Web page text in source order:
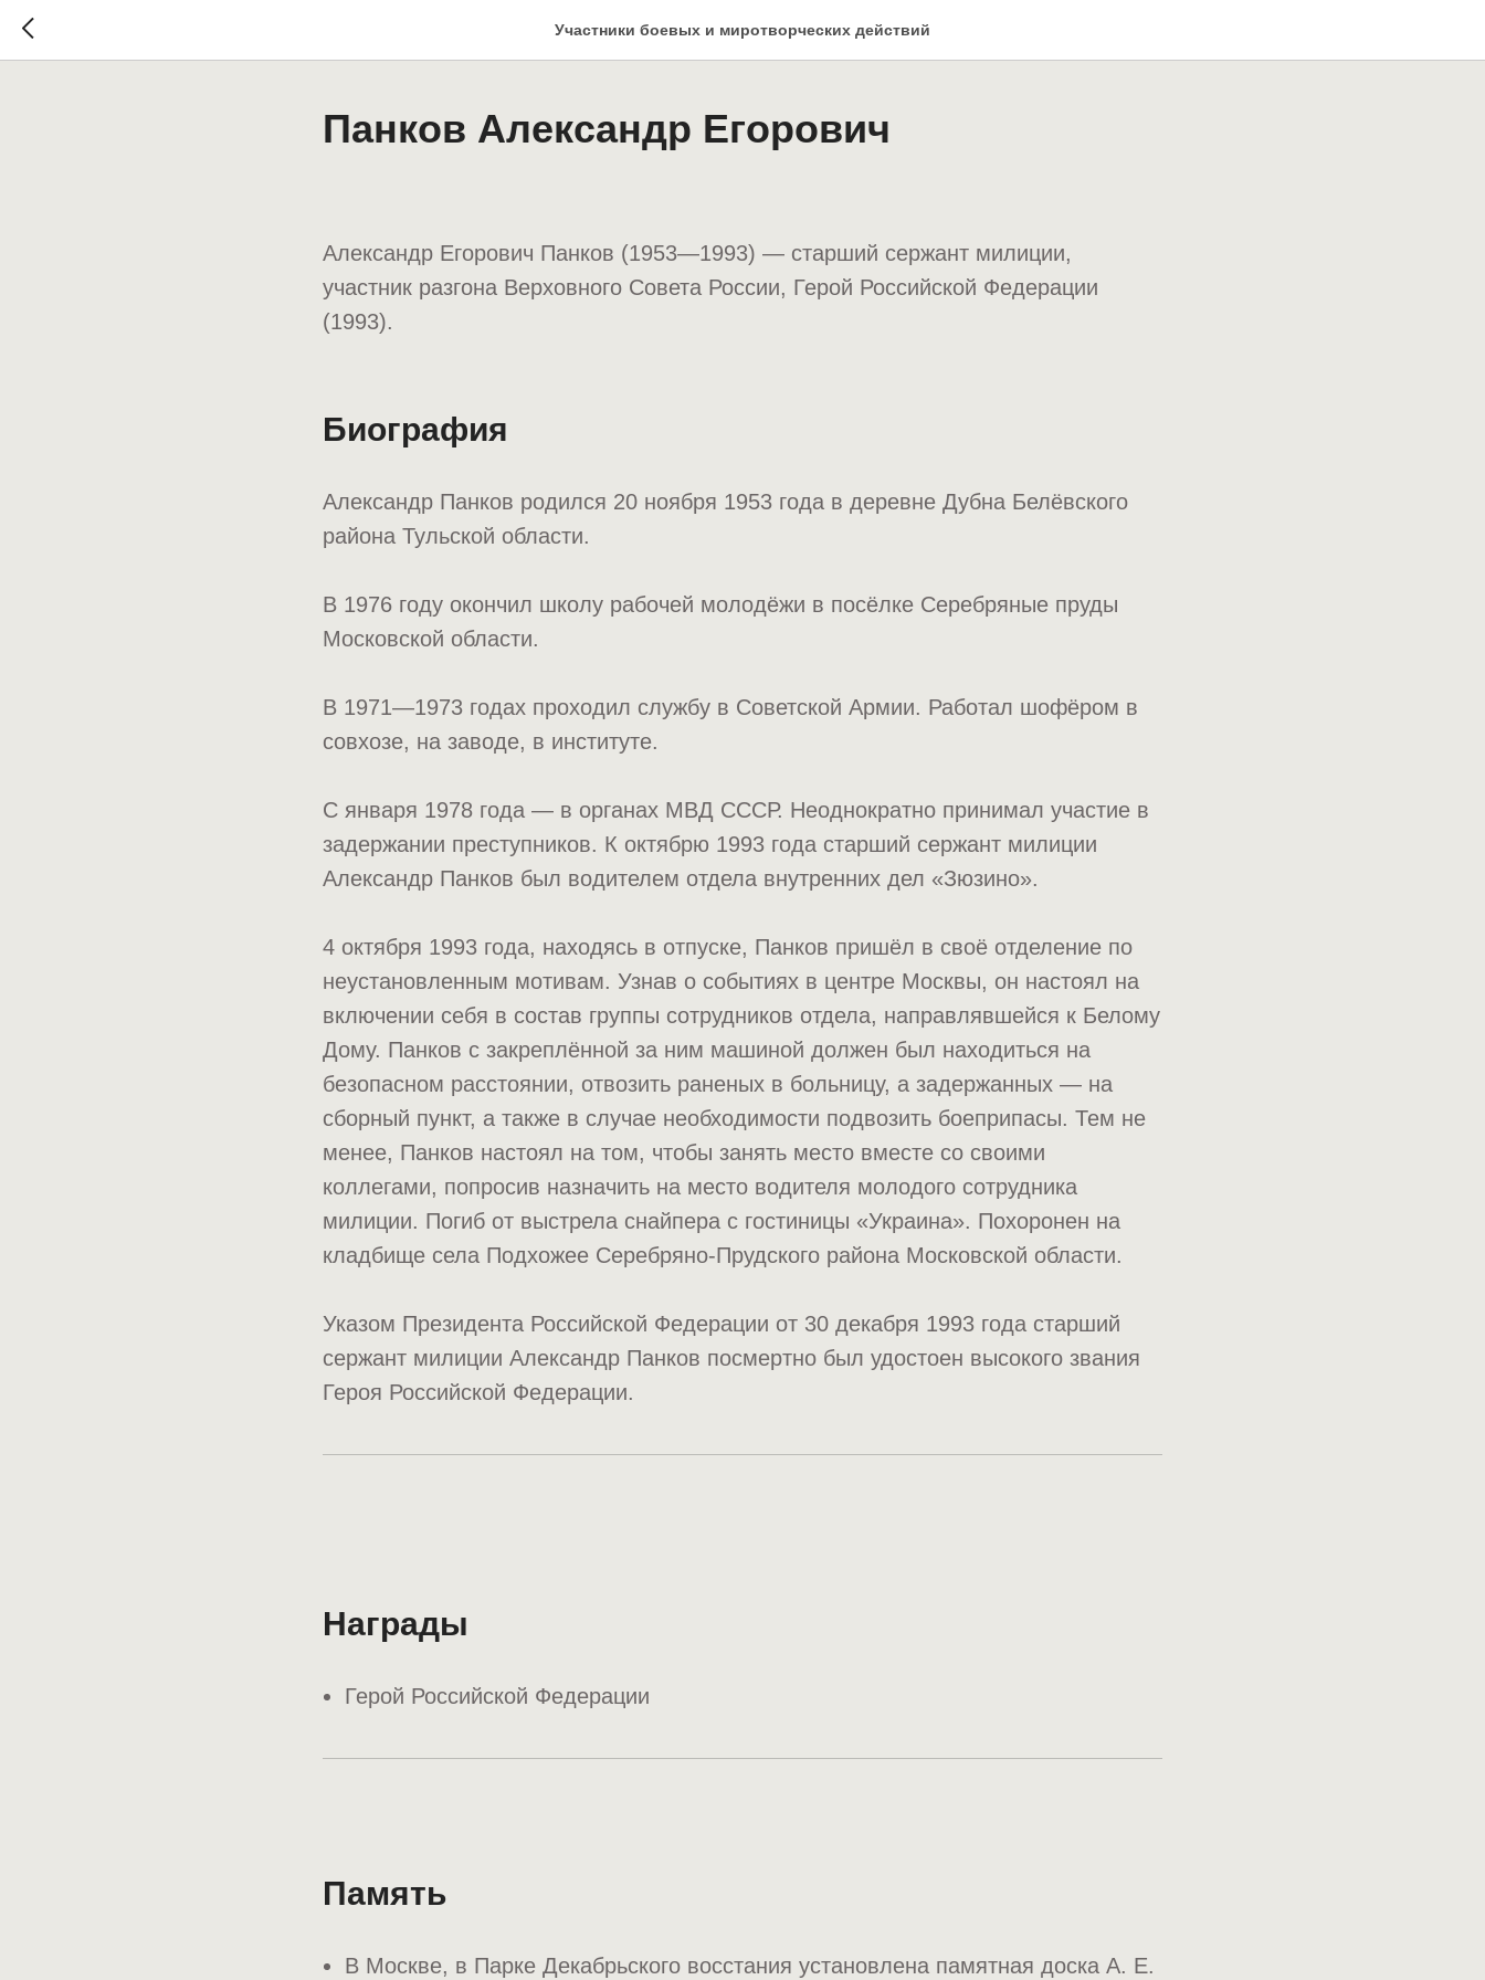
Участники боевых и миротворческих действий
Панков Александр Егорович
Александр Егорович Панков (1953—1993) — старший сержант милиции,
участник разгона Верховного Совета России, Герой Российской Федерации
(1993).
Биография
Александр Панков родился 20 ноября 1953 года в деревне Дубна Белёвского
района Тульской области.
В 1976 году окончил школу рабочей молодёжи в посёлке Серебряные пруды
Московской области.
В 1971—1973 годах проходил службу в Советской Армии. Работал шофёром в
совхозе, на заводе, в институте.
С января 1978 года — в органах МВД СССР. Неоднократно принимал участие в
задержании преступников. К октябрю 1993 года старший сержант милиции
Александр Панков был водителем отдела внутренних дел «Зюзино».
4 октября 1993 года, находясь в отпуске, Панков пришёл в своё отделение по
неустановленным мотивам. Узнав о событиях в центре Москвы, он настоял на
включении себя в состав группы сотрудников отдела, направлявшейся к Белому
Дому. Панков с закреплённой за ним машиной должен был находиться на
безопасном расстоянии, отвозить раненых в больницу, а задержанных — на
сборный пункт, а также в случае необходимости подвозить боеприпасы. Тем не
менее, Панков настоял на том, чтобы занять место вместе со своими
коллегами, попросив назначить на место водителя молодого сотрудника
милиции. Погиб от выстрела снайпера с гостиницы «Украина». Похоронен на
кладбище села Подхожее Серебряно-Прудского района Московской области.
Указом Президента Российской Федерации от 30 декабря 1993 года старший
сержант милиции Александр Панков посмертно был удостоен высокого звания
Героя Российской Федерации.
Награды
Герой Российской Федерации
Память
В Москве, в Парке Декабрьского восстания установлена памятная доска А. Е.